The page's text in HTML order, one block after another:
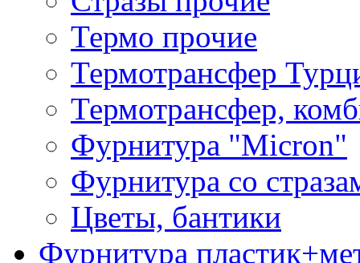
Термо прочие
Термотрансфер
Термотрансфер,
Фурнитура "Micron"
Фурнитура со
Цветы, бантики
Фурнитура